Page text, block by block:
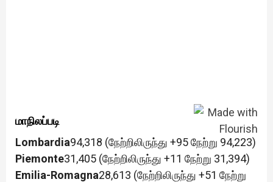
மாநிலப்படி
Lombardia94,318 (நேற்றிலிருந்து +95 நேற்று 94,223)
Piemonte31,405 (நேற்றிலிருந்து +11 நேற்று 31,394)
Emilia-Romagna28,613 (நேற்றிலிருந்து +51 நேற்று